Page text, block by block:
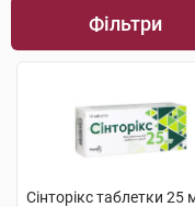
Фільтри
Сінторікс таблетки 25